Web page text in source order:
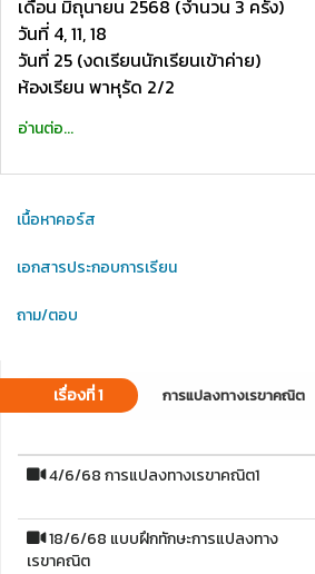
เดือน มิถุนายน 2568 (จำนวน 3 ครั้ง)
วันที่ 4, 11, 18
วันที่ 25 (งดเรียนนักเรียนเข้าค่าย)
ห้องเรียน พาหุรัด 2/2
อ่านต่อ...
เนื้อหาคอร์ส
เอกสารประกอบการเรียน
ถาม/ตอบ
เรื่องที่ 1 การแปลงทางเรขาคณิต
4/6/68 การแปลงทางเรขาคณิต1
18/6/68 แบบฝึกทักษะการแปลงทาง
เรขาคณิต